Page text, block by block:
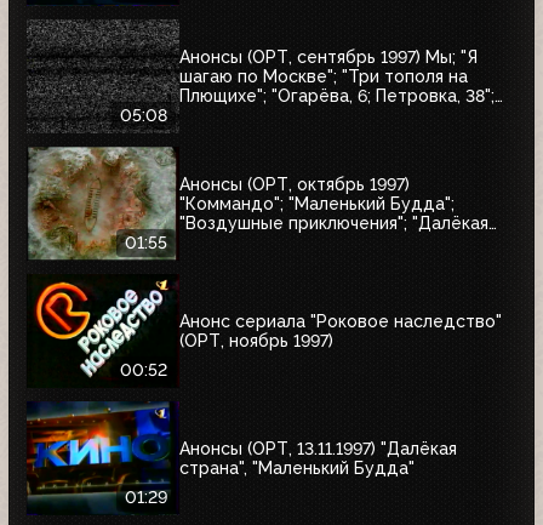
05:08
Анонсы (ОРТ, сентябрь 1997) Мы; "Я
шагаю по Москве"; "Три тополя на
Плющихе"; "Огарёва, 6; Петровка, 38";
01:55
Анонсы (ОРТ, октябрь 1997)
"Коммандо"; "Маленький Будда";
"Воздушные приключения"; "Далёкая
00:52
Анонс сериала "Роковое наследство"
(ОРТ, ноябрь 1997)
01:29
Анонсы (ОРТ, 13.11.1997) "Далёкая
страна", "Маленький Будда"